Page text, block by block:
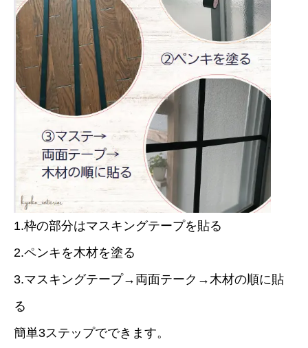
1.枠の部分はマスキングテープを貼る
2.ペンキを木材を塗る
3.マスキングテープ→両面テーク→木材の順に貼
る
簡単3ステップでできます。